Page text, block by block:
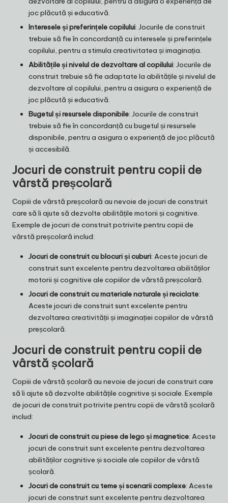
joc plăcută și educativă.
Interesele și preferințele copilului: Jocurile de construit
trebuie să fie în concordanță cu interesele și preferințele
copilului, pentru a stimula creativitatea și imaginația.
Abilitățile și nivelul de dezvoltare al copilului: Jocurile de
construit trebuie să fie adaptate la abilitățile și nivelul de
dezvoltare al copilului, pentru a asigura o experiență de
joc plăcută și educativă.
Bugetul și resursele disponibile: Jocurile de construit
trebuie să fie în concordanță cu bugetul și resursele
disponibile, pentru a asigura o experiență de joc plăcută
și accesibilă.
Jocuri de construit pentru copii de
vârstă preșcolară
Copiii de vârstă preșcolară au nevoie de jocuri de construit
care să îi ajute să dezvolte abilitățile motorii și cognitive.
Exemple de jocuri de construit potrivite pentru copii de
vârstă preșcolară includ:
Jocuri de construit cu blocuri și cuburi: Aceste jocuri de
construit sunt excelente pentru dezvoltarea abilităților
motorii și cognitive ale copiilor de vârstă preșcolară.
Jocuri de construit cu materiale naturale și reciclate:
Aceste jocuri de construit sunt excelente pentru
dezvoltarea creativității și imaginației copiilor de vârstă
preșcolară.
Jocuri de construit pentru copii de
vârstă școlară
Copiii de vârstă școlară au nevoie de jocuri de construit care
să îi ajute să dezvolte abilitățile cognitive și sociale. Exemple
de jocuri de construit potrivite pentru copii de vârstă școlară
includ:
Jocuri de construit cu piese de lego și magnetice: Aceste
jocuri de construit sunt excelente pentru dezvoltarea
abilităților cognitive și sociale ale copiilor de vârstă
școlară.
Jocuri de construit cu teme și scenarii complexe: Aceste
jocuri de construit sunt excelente pentru dezvoltarea